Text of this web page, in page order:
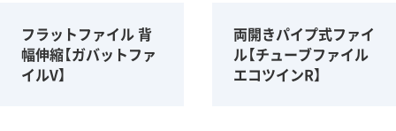
フラットファイル 背
幅伸縮【ガバットファ
イルV】
両開きパイプ式ファイ
ル【チューブファイル
エコツインR】